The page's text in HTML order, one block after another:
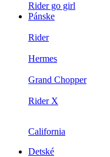
Rider go girl
Pánske
Rider
Hermes
Grand Chopper
Rider X
California
Detské